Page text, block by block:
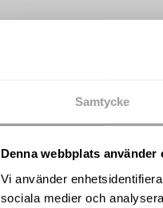
Samtycke
Denna webbplats använder
Vi använder
sociala medier och